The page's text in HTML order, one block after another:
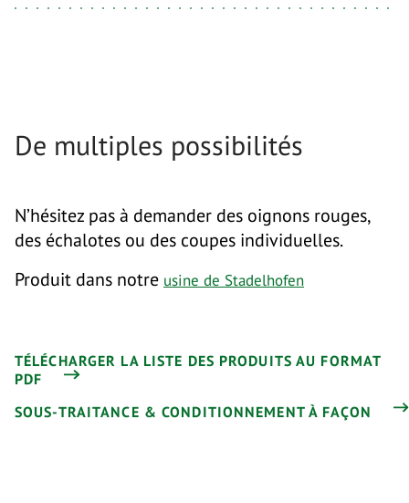
De multiples possibilités
N’hésitez pas à demander des oignons rouges,
des échalotes ou des coupes individuelles.
Produit dans notre usine de Stadelhofen
TÉLÉCHARGER LA LISTE DES PRODUITS AU FORMAT
PDF
SOUS-TRAITANCE & CONDITIONNEMENT À FAÇON